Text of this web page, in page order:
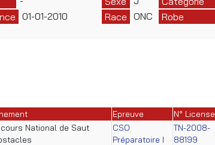
01-01-2010
Race ONC
Robe
Epreuve N° License
National de Saut
CSO
Préparatoire I
TN-2008-
88199